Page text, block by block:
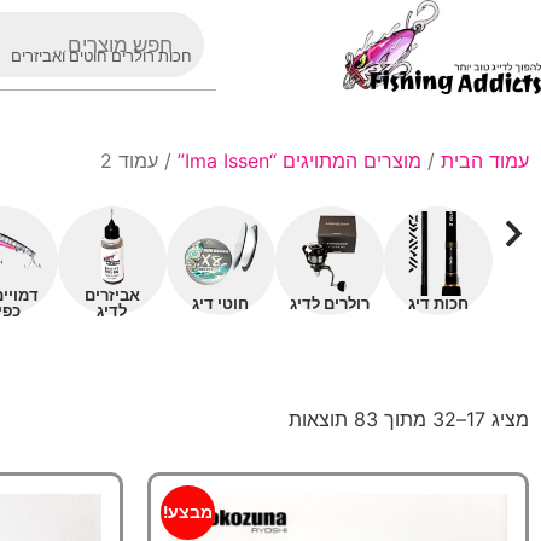
חכות רולרים חוטים ואביזרים
עמוד הבית / מוצרים המתויגים “Ima Issen” / עמוד 2
חכות דיג רולרים לדיג חוטי דיג
אביזרים
לדיג
מציג 17–32 מתוך 83 תוצאות
מבצע!